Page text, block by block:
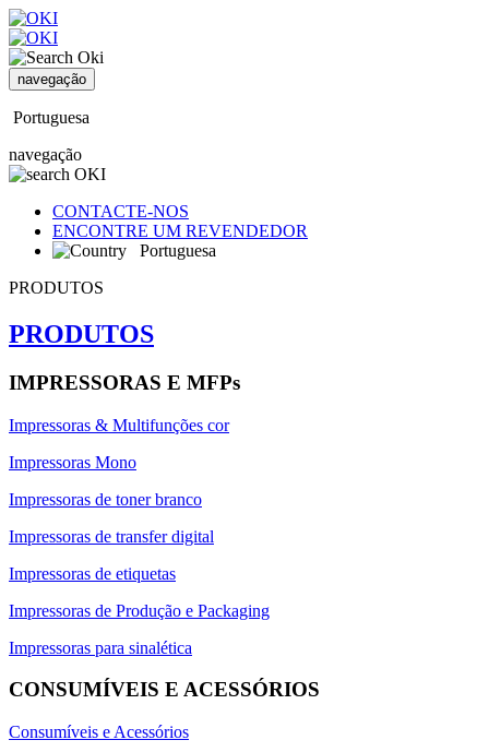
navegação
Portuguesa
navegação
CONTACTE-NOS
ENCONTRE UM REVENDEDOR
Portuguesa
PRODUTOS
PRODUTOS
IMPRESSORAS E MFPs
Impressoras & Multifunções cor
Impressoras Mono
Impressoras de toner branco
Impressoras de transfer digital
Impressoras de etiquetas
Impressoras de Produção e Packaging
Impressoras para sinalética
CONSUMÍVEIS E ACESSÓRIOS
Consumíveis e Acessórios